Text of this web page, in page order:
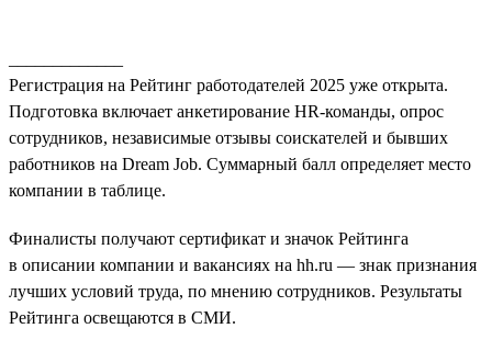
Регистрация на Рейтинг работодателей 2025 уже открыта.
Подготовка включает анкетирование HR-команды, опрос
сотрудников, независимые отзывы соискателей и бывших
работников на Dream Job. Суммарный балл определяет место
компании в таблице.
Финалисты получают сертификат и значок Рейтинга
в описании компании и вакансиях на hh.ru — знак признания
лучших условий труда, по мнению сотрудников. Результаты
Рейтинга освещаются в СМИ.